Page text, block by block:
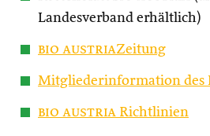
Landesverband erhältlich)
bio austriaZeitung
Mitgliederinformation des
bio austria Richtlinien